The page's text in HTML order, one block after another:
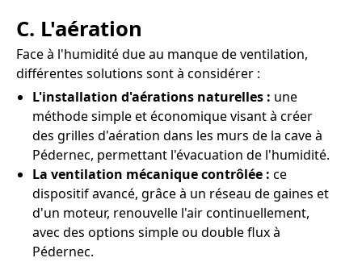
C. L'aération
Face à l'humidité due au manque de ventilation,
différentes solutions sont à considérer :
L'installation d'aérations naturelles : une
méthode simple et économique visant à créer
des grilles d'aération dans les murs de la cave à
Pédernec, permettant l'évacuation de l'humidité.
La ventilation mécanique contrôlée : ce
dispositif avancé, grâce à un réseau de gaines et
d'un moteur, renouvelle l'air continuellement,
avec des options simple ou double flux à
Pédernec.